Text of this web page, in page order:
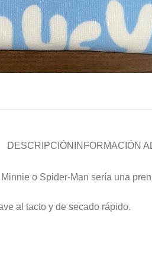
DESCRIPCIÓN INFORMACIÓN
o Spider-Man sería una
al tacto y de secado rápido.